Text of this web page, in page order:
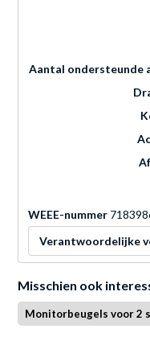
Aantal ondersteunde
WEEE-nummer
Verantwoordelijke
Misschien ook
Monitorbeugels voor 2